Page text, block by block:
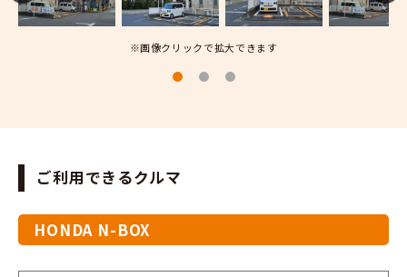
※画像クリックで拡大できます
ご利用できるクルマ
HONDA N-BOX